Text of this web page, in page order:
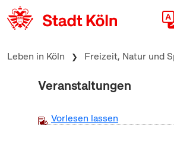
zum Inhalt springen
Leben in Köln Freizeit, Natur und
Veranstaltungen
Vorlesen lassen